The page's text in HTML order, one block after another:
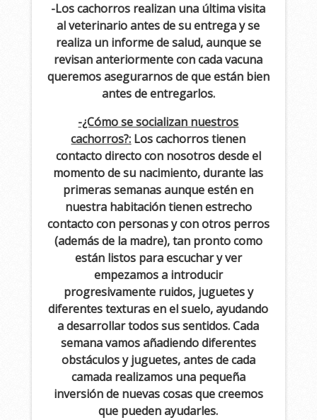
-Los cachorros realizan una última visita
al veterinario antes de su entrega y se
realiza un informe de salud, aunque se
revisan anteriormente con cada vacuna
queremos asegurarnos de que están bien
antes de entregarlos.
-¿Cómo se socializan nuestros
cachorros?: Los cachorros tienen
contacto directo con nosotros desde el
momento de su nacimiento, durante las
primeras semanas aunque estén en
nuestra habitación tienen estrecho
contacto con personas y con otros perros
(además de la madre), tan pronto como
están listos para escuchar y ver
empezamos a introducir
progresivamente ruidos, juguetes y
diferentes texturas en el suelo, ayudando
a desarrollar todos sus sentidos. Cada
semana vamos añadiendo diferentes
obstáculos y juguetes, antes de cada
camada realizamos una pequeña
inversión de nuevas cosas que creemos
que pueden ayudarles.